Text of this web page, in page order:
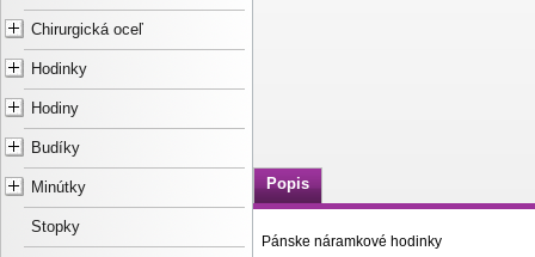
Chirurgická oceľ
Hodinky
Hodiny
Budíky
Minútky
Stopky
Popis
Pánske náramkové hodinky